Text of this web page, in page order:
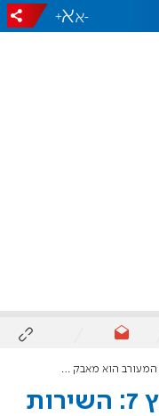
-
+
הרב שבתי סבתו לערוץ 7: השירות